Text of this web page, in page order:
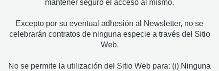
mantener seguro el acceso al mismo.
Excepto por su eventual adhesión al Newsletter, no se
celebrarán contratos de ninguna especie a través del Sitio
Web.
No se permite la utilización del Sitio Web para: (i) Ninguna